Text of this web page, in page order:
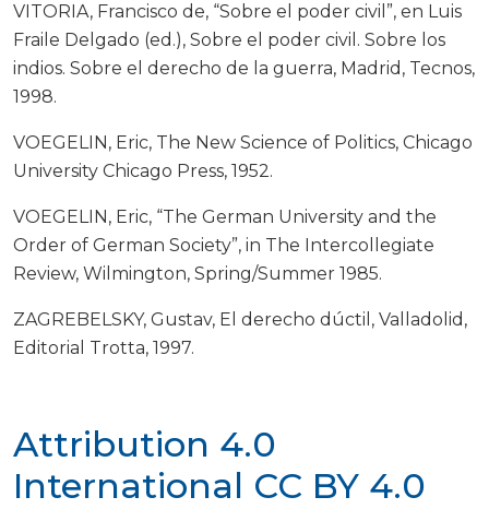
Attribution 4.0
International CC BY 4.0
VITORIA, Francisco de, “Sobre el poder civil”, en Luis
Fraile Delgado (ed.), Sobre el poder civil. Sobre los
indios. Sobre el derecho de la guerra, Madrid, Tecnos,
1998.
VOEGELIN, Eric, The New Science of Politics, Chicago
University Chicago Press, 1952.
VOEGELIN, Eric, “The German University and the
Order of German Society”, in The Intercollegiate
Review, Wilmington, Spring/Summer 1985.
ZAGREBELSKY, Gustav, El derecho dúctil, Valladolid,
Editorial Trotta, 1997.